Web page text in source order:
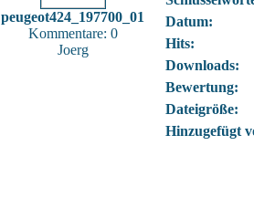
peugeot424_197700_01
Kommentare: 0
Joerg
Datum:
Hits:
Downloads:
Bewertung:
Dateigröße:
Hinzugefügt